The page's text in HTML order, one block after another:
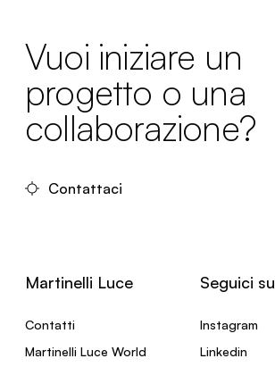
Vuoi iniziare un
progetto o una
collaborazione?
Contattaci
Martinelli Luce
Contatti
Martinelli Luce World
Seguici su
Instagram
Linkedin